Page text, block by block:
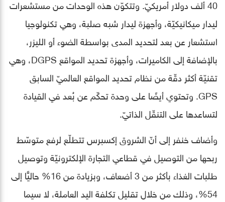
40 ألف دولار أمريكيّ. وتتكوّن هذه الوحدات من مستشعرات
ليدار ميكانيكيّة، وأجهزة ليدار شبه صلبة، وهي تكنولوجيا
استشعار عن بعد لتحديد المدى بواسطة الضوء أو الليزر،
بالإضافة إلى الكاميرات، وأجهزة تحديد المواقع DGPS، وهي
تقنيّة أكثر دقّة من نظام تحديد المواقع العالميّ السابق
GPS. وتحتوي أيضًا على وحدة تحكّم عن بُعد في القيادة
لتساعدها على التنقّل الذاتيّ.
وأضاف خنفر إلى أنّ الشروق إكسبرس تتطلّع لرفع متوسّط
ربحها من التوصيل في قطاعي التجارة الإلكترونيّة وتوصيل
طلبات الغذاء بأكثر من 3 أضعاف، وبزيادة من 16% حاليًّا إلى
54%، وذلك من خلال تقليل تكلفة اليد العاملة، لا سيما